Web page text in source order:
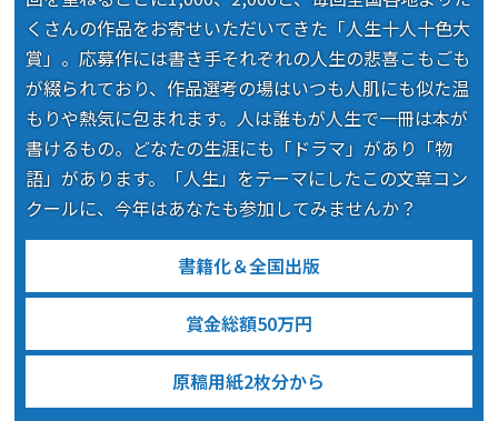
くさんの作品をお寄せいただいてきた「人生十人十色大
賞」。応募作には書き手それぞれの人生の悲喜こもごも
が綴られており、作品選考の場はいつも人肌にも似た温
もりや熱気に包まれます。人は誰もが人生で一冊は本が
書けるもの。どなたの生涯にも「ドラマ」があり「物
語」があります。「人生」をテーマにしたこの文章コン
クールに、今年はあなたも参加してみませんか？
書籍化＆全国出版
賞金総額50万円
原稿用紙2枚分から